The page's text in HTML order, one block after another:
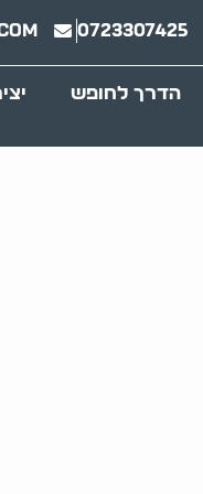
0723307425
הדרך לחופש